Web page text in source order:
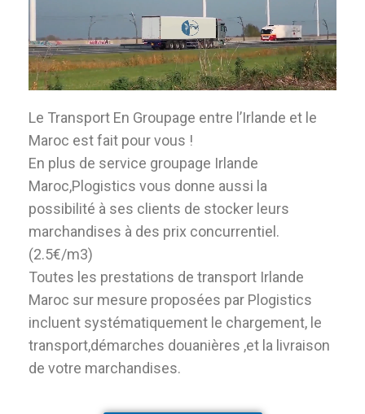
Le Transport En Groupage entre l’Irlande et le
Maroc est fait pour vous !
En plus de service groupage Irlande
Maroc,Plogistics vous donne aussi la
possibilité à ses clients de stocker leurs
marchandises à des prix concurrentiel.
(2.5€/m3)
Toutes les prestations de transport Irlande
Maroc sur mesure proposées par Plogistics
incluent systématiquement le chargement, le
transport,démarches douanières ,et la livraison
de votre marchandises.